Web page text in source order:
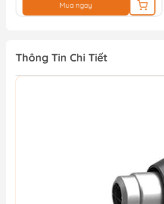
Mua ngay
Thông Tin Chi Tiết